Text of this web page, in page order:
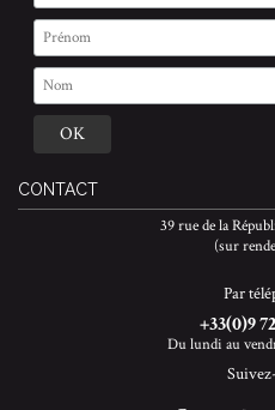
CONTACT
39 rue de la
(sur
Par
+33(0)9
Du lundi au